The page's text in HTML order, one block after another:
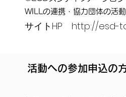
WILLの連携・協力団体の活
サイトHP http://esd-
活動への参加申込の